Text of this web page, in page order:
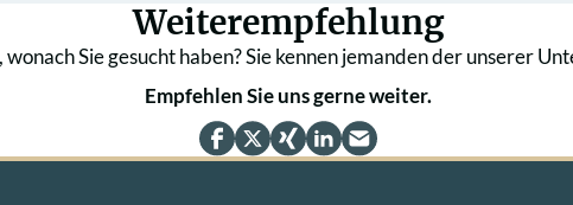
Weiterempfehlung
wonach Sie gesucht haben? Sie kennen jemanden der unserer
Empfehlen Sie uns gerne weiter.